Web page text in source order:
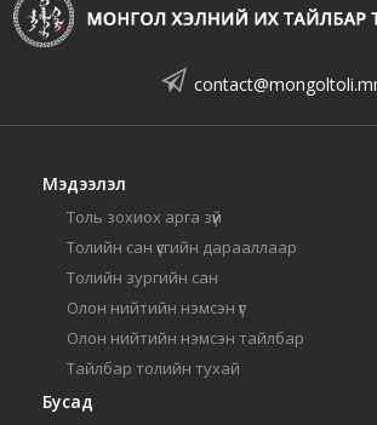
Мэдээлэл
Толь зохиох арга зүй
Толийн сан үсгийн дарааллаар
Толийн зургийн сан
Олон нийтийн нэмсэн үг
Олон нийтийн нэмсэн тайлбар
Тайлбар толийн тухай
Бусад